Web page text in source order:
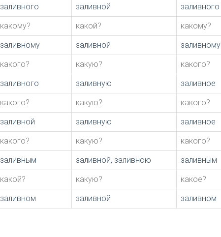
заливного заливной заливного
какому? какой? какому?
заливному заливной заливному
какого? какую? какого?
заливного заливную заливное
какого? какую? какого?
заливной заливную заливное
какого? какую? какого?
заливным заливной, заливною заливным
какой? какую? какое?
заливном заливной заливном